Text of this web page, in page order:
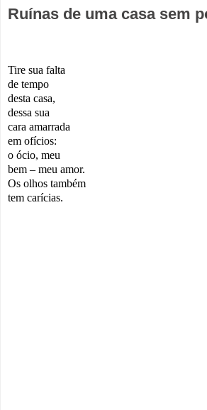
Ruínas de uma casa sem
Tire sua falta
de tempo
desta casa,
dessa sua
cara amarrada
em ofícios:
o ócio, meu
bem – meu amor.
Os olhos também
tem carícias.